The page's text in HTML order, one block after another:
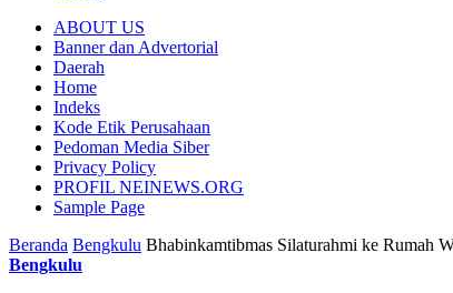
ABOUT US
Banner dan Advertorial
Daerah
Home
Indeks
Kode Etik Perusahaan
Pedoman Media Siber
Privacy Policy
PROFIL NEINEWS.ORG
Sample Page
Beranda Bengkulu Bhabinkamtibmas Silaturahmi ke Rumah
Bengkulu